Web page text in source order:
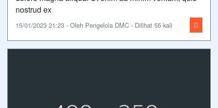
nostrud ex
15/01/2023 21:23 - Oleh Pengelola DMC - Dilihat 55 kali